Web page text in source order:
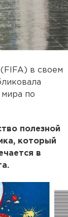
в своем
мира по
полезной
который
в